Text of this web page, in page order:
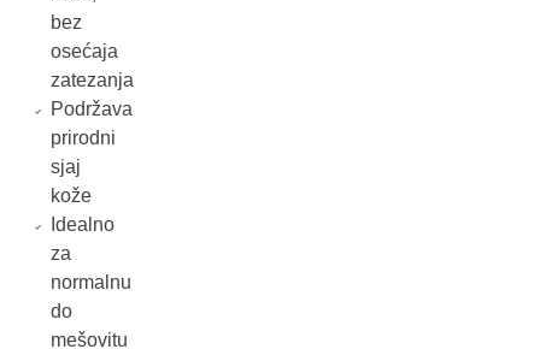
bez
osećaja
zatezanja
Podržava
prirodni
sjaj
kože
Idealno
za
normalnu
do
mešovitu